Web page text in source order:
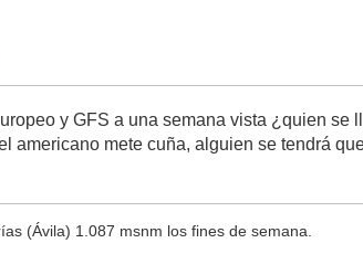
y GFS a una semana vista ¿quien
americano mete cuña, alguien se tendrá
(Ávila) 1.087 msnm los fines de semana.